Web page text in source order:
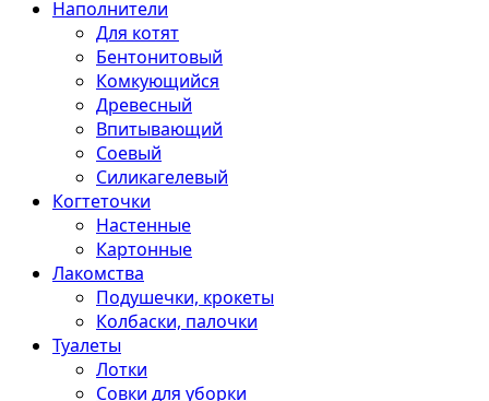
Наполнители
Для котят
Бентонитовый
Комкующийся
Древесный
Впитывающий
Соевый
Силикагелевый
Когтеточки
Настенные
Картонные
Лакомства
Подушечки, крокеты
Колбаски, палочки
Туалеты
Лотки
Совки для уборки